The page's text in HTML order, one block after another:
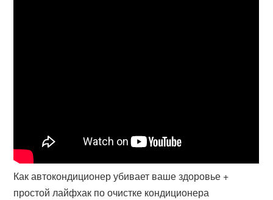
Как автокондиционер убивает ваше здоровье +
простой лайфхак по очистке кондиционера